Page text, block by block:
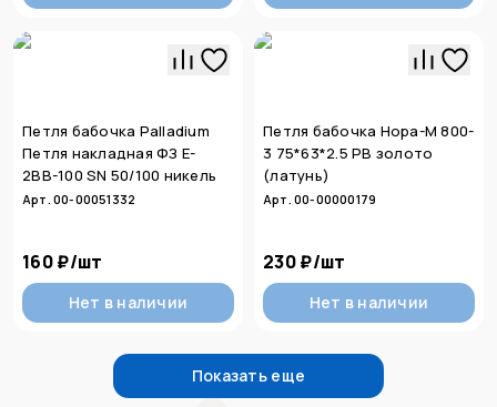
Петля бабочка Palladium
Петля накладная ФЗ E-
2ВВ-100 SN 50/100 никель
Арт. 00-00051332
160 ₽/шт
Нет в наличии
Петля бабочка Нора-М 800-
3 75*63*2.5 PB золото
(латунь)
Арт. 00-00000179
230 ₽/шт
Нет в наличии
Показать еще